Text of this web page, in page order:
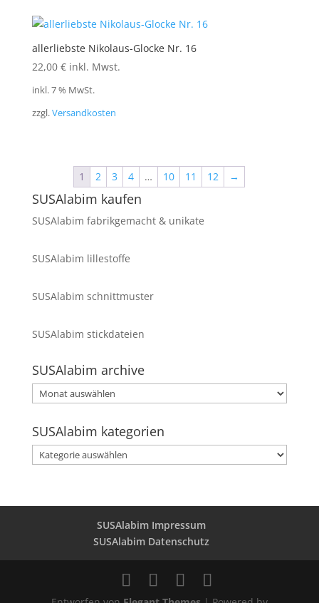
allerliebste Nikolaus-Glocke Nr. 16
22,00 € inkl. Mwst.
inkl. 7 % MwSt.
zzgl.Versandkosten
1 2 3 4 … 10 11 12 →
SUSAlabim kaufen
SUSAlabim fabrikgemacht & unikate
SUSAlabim lillestoffe
SUSAlabim schnittmuster
SUSAlabim stickdateien
SUSAlabim archive
SUSAlabim
archive
SUSAlabim kategorien
SUSAlabim
kategorien
SUSAlabim Impressum
SUSAlabim Datenschutz